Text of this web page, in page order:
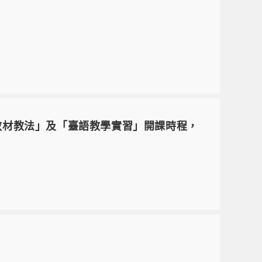
教法」及「臺語教學實習」開課時程，